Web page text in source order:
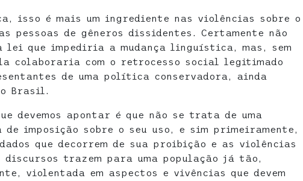
isso é mais um ingrediente nas violências sobre o
pessoas de gêneros dissidentes. Certamente não
lei que impediria a mudança linguística, mas, sem
colaboraria com o retrocesso social legitimado
de uma política conservadora, ainda
Brasil.
devemos apontar é que não se trata de uma
imposição sobre o seu uso, e sim primeiramente,
que decorrem de sua proibição e as violências
discursos trazem para uma população já tão,
violentada em aspectos e vivências que devem